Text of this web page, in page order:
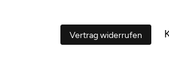
Vertrag widerrufen